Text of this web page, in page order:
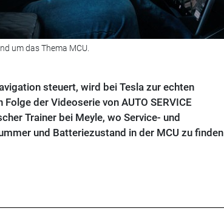
um das Thema MCU.
steuert, wird bei Tesla zur echten
der Videoserie von AUTO SERVICE
Trainer bei Meyle, wo Service- und
und Batteriezustand in der MCU zu finden